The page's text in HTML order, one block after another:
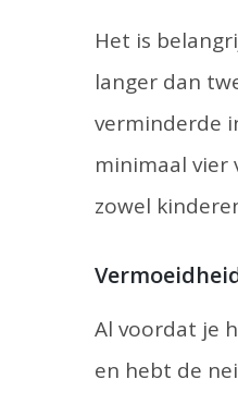
Het is
langer dan
verminderde
minimaal vier
zowel
Al voordat je
en hebt de